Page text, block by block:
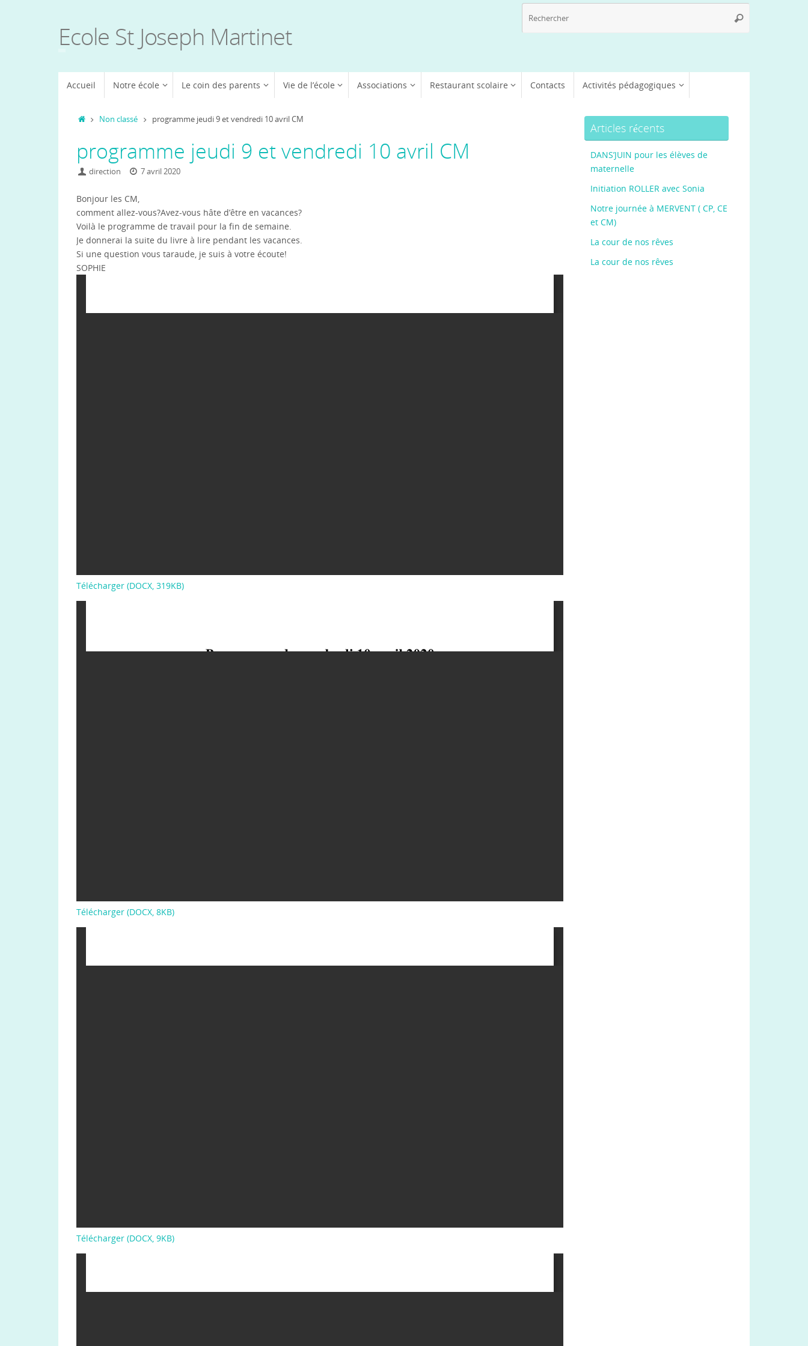
Ecole St Joseph Martinet
Rechercher
auAccueil Notre école Le coin des parents Vie de l’école Associations Restaurant scolaire Contacts Activités pédagogiques
AccueilNon classé programme jeudi 9 et vendredi 10 avril CM
programme jeudi 9 et vendredi 10 avril CM
direction 7 avril 2020
Bonjour les CM,
comment allez-vous?Avez-vous hâte d’être en vacances?
Voilà le programme de travail pour la fin de semaine.
Je donnerai la suite du livre à lire pendant les vacances.
Si une question vous taraude, je suis à votre écoute!
SOPHIE
Télécharger (DOCX, 319KB)
Télécharger (DOCX, 8KB)
Télécharger (DOCX, 9KB)
Articles récents
DANS’JUIN pour les élèves de
maternelle
Initiation ROLLER avec Sonia
Notre journée à MERVENT ( CP, CE
et CM)
La cour de nos rêves
La cour de nos rêves